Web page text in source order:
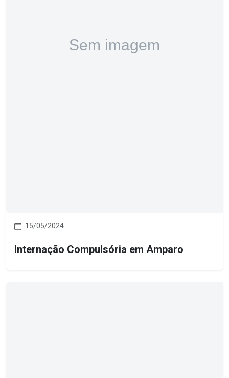
15/05/2024
Internação Compulsória em Amparo